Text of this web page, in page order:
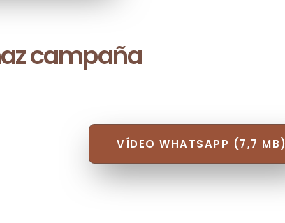
campaña
VÍDEO WHATSAPP (7,7 MB)